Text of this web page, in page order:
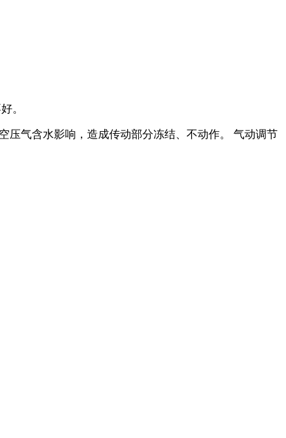
。
压气含水影响，造成传动部分冻结、不动作。 气动调节